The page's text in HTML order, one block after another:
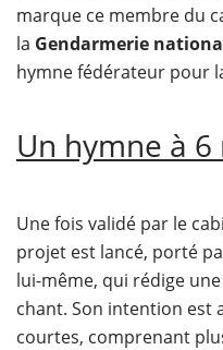
marque ce membre du
la Gendarmerie
hymne fédérateur pour
Un hymne à 6
Une fois validé par le
projet est lancé, porté
lui-même, qui rédige
chant. Son intention est
courtes, comprenant